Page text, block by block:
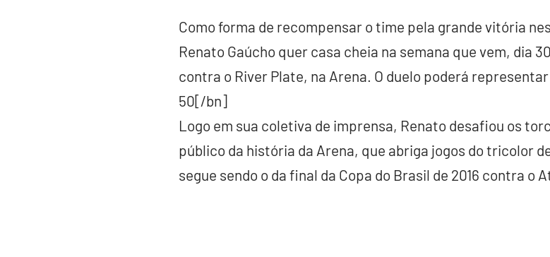
Como forma de recompensar o time pela grande vitória
Renato Gaúcho quer casa cheia na semana que vem, dia
contra o River Plate, na Arena. O duelo poderá
50[/bn]
Logo em sua coletiva de imprensa, Renato desafiou os
público da história da Arena, que abriga jogos do tricolor
segue sendo o da final da Copa do Brasil de 2016 contra o